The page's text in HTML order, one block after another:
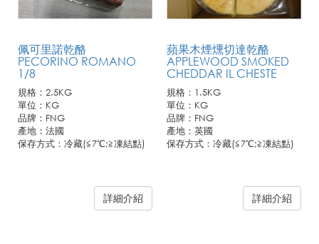
佩可里諾乾酪
PECORINO ROMANO
1/8
規格：2.5KG
單位：KG
品牌：FNG
產地：法國
保存方式：冷藏(≦7℃;≧凍結點)
詳細介紹
蘋果木煙燻切達乾酪
APPLEWOOD SMOKED
CHEDDAR IL CHESTE
規格：1.5KG
單位：KG
品牌：FNG
產地：英國
保存方式：冷藏(≦7℃;≧凍結點)
詳細介紹